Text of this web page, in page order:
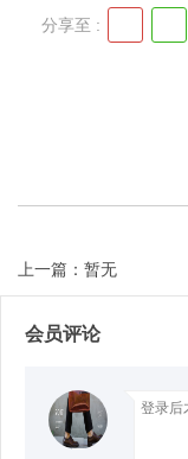
分享至 :
上一篇：暂无
会员评论